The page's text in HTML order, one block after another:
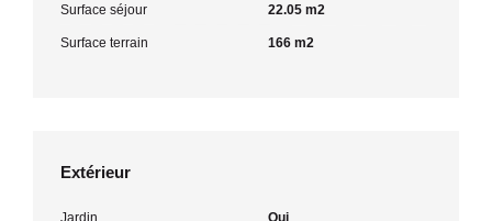
Surface séjour 22.05 m2
Surface terrain 166 m2
Extérieur
Jardin Oui